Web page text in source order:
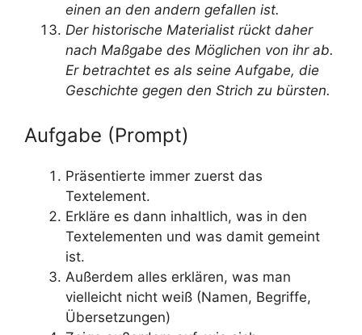
einen an den andern gefallen ist.
Der historische Materialist rückt daher
nach Maßgabe des Möglichen von ihr ab.
Er betrachtet es als seine Aufgabe, die
Geschichte gegen den Strich zu bürsten.
Aufgabe (Prompt)
Präsentierte immer zuerst das
Textelement.
Erkläre es dann inhaltlich, was in den
Textelementen und was damit gemeint
ist.
Außerdem alles erklären, was man
vielleicht nicht weiß (Namen, Begriffe,
Übersetzungen)